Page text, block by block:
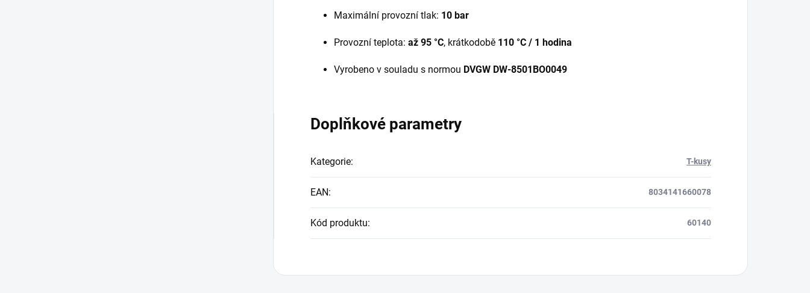
Maximální provozní tlak: 10 bar
Provozní teplota: až 95 °C, krátkodobě 110 °C / 1 hodina
Vyrobeno v souladu s normou DVGW DW-8501BO0049
Doplňkové parametry
Kategorie: T-kusy
EAN: 8034141660078
Kód produktu: 60140